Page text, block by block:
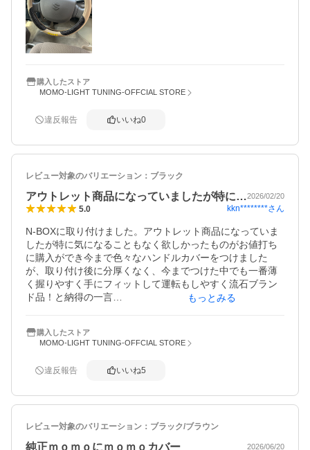
購入したストア
MOMO-LIGHT TUNING-OFFCIAL STORE
違反報告 いいね0
レビュー対象のバリエーション： ブラック
アウトレット商品になっていましたが特に…2026/02/20
5.0 kkn********さん
N-BOXに取り付けました。アウトレット商品になっていま
したが特に気になることもなく欲しかったものがお値打ち
に購入ができ今まで色々なハンドルカバーをつけました
が、取り付け後に分厚くなく、今までつけた中でも一番薄
く握りやすく手にフィットして運転もしやすく流石ブラン
ド品！と納得の一言
もっとみる
購入したストア
MOMO-LIGHT TUNING-OFFCIAL STORE
違反報告 いいね5
レビュー対象のバリエーション： ブラック/ブラウン
純正ｍｏｍｏにｍｏｍｏカバー 2026/06/20